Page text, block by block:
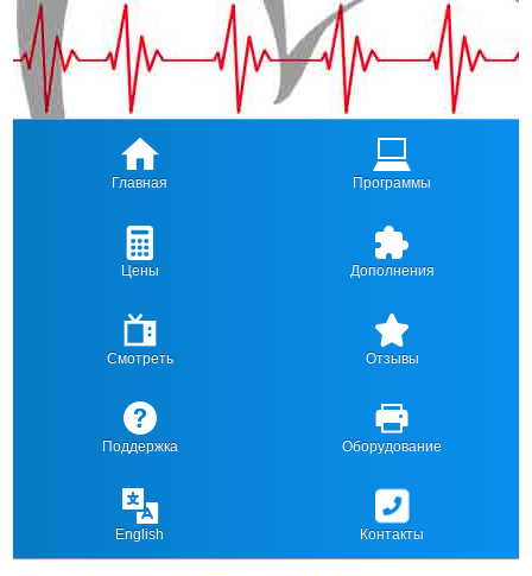
Главная Программы
Цены Дополнения
Смотреть Отзывы
Поддержка Оборудование
English Контакты